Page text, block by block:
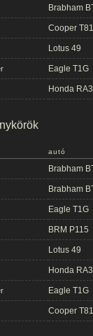
Brabham
Cooper
Lotus 49
Eagle T1G
Honda
autó
Brabham
Brabham
Eagle T1G
BRM P115
Lotus 49
Honda
Eagle T1G
Cooper